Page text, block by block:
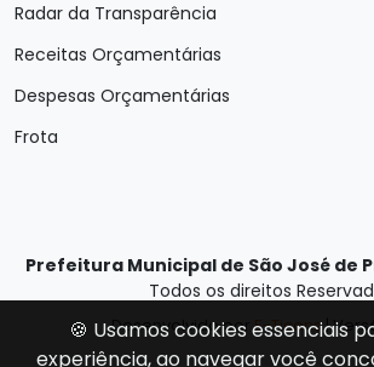
Radar da Transparência
Receitas Orçamentárias
Despesas Orçamentárias
Frota
Prefeitura Municipal de São José de
Todos os direitos
Desenvolvido porE-Ticons|
🍪 Usamos cookies essenciais
experiência, ao navegar você